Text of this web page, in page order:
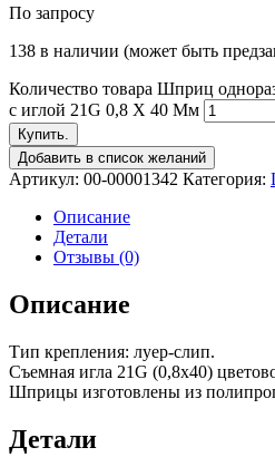
По запросу
138 в наличии (может быть
Количество товара Шприц
с иглой 21G 0,8 Х 40 Мм
Купить.
Добавить в список желаний
Артикул: 00-00001342 Категория:
Описание
Детали
Отзывы (0)
Описание
Тип крепления: луер-слип.
Съемная игла 21G (0,8х40)
Шприцы изготовлены из
Детали